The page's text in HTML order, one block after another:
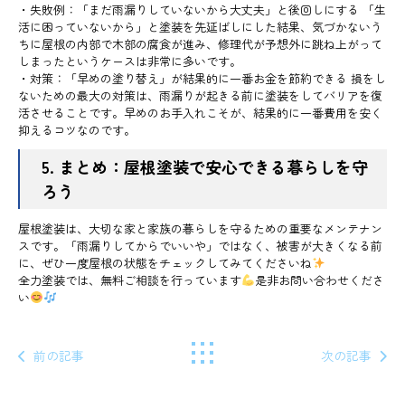
・失敗例：「まだ雨漏りしていないから大丈夫」と後回しにする 「生
活に困っていないから」と塗装を先延ばしにした結果、気づかないう
ちに屋根の内部で木部の腐食が進み、修理代が予想外に跳ね上がって
しまったというケースは非常に多いです。
・対策：「早めの塗り替え」が結果的に一番お金を節約できる 損をし
ないための最大の対策は、雨漏りが起きる前に塗装をしてバリアを復
活させることです。早めのお手入れこそが、結果的に一番費用を安く
抑えるコツなのです。
5. まとめ：屋根塗装で安心できる暮らしを守
ろう
屋根塗装は、大切な家と家族の暮らしを守るための重要なメンテナン
スです。「雨漏りしてからでいいや」ではなく、被害が大きくなる前
に、ぜひ一度屋根の状態をチェックしてみてくださいね
全力塗装では、無料ご相談を行っています
是非お問い合わせくださ
い
前の記事 次の記事